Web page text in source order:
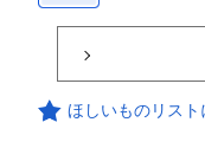
ほしいものリスト